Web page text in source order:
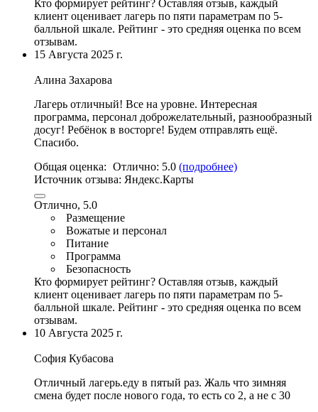
Кто формирует рейтинг? Оставляя отзыв, каждый
клиент оценивает лагерь по пяти параметрам по 5-
балльной шкале. Рейтинг - это средняя оценка по всем
отзывам.
15 Августа 2025 г.
Алина Захарова
Лагерь отличный! Все на уровне. Интересная
программа, персонал доброжелательный, разнообразный
досуг! Ребёнок в восторге! Будем отправлять ещё.
Спасибо.
Общая оценка: Отлично: 5.0 (подробнее)
Источник отзыва: Яндекс.Карты
Отлично, 5.0
Размещение
Вожатые и персонал
Питание
Программа
Безопасность
Кто формирует рейтинг? Оставляя отзыв, каждый
клиент оценивает лагерь по пяти параметрам по 5-
балльной шкале. Рейтинг - это средняя оценка по всем
отзывам.
10 Августа 2025 г.
София Кубасова
Отличный лагерь.еду в пятый раз. Жаль что зимняя
смена будет после нового года, то есть со 2, а не с 30